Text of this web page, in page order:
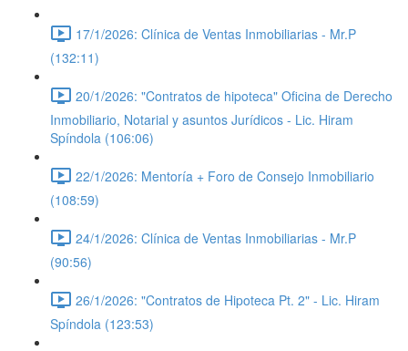
17/1/2026: Clínica de Ventas Inmobiliarias - Mr.P
(132:11)
20/1/2026: "Contratos de hipoteca" Oficina de Derecho
Inmobiliario, Notarial y asuntos Jurídicos - Lic. Hiram
Spíndola (106:06)
22/1/2026: Mentoría + Foro de Consejo Inmobiliario
(108:59)
24/1/2026: Clínica de Ventas Inmobiliarias - Mr.P
(90:56)
26/1/2026: "Contratos de Hipoteca Pt. 2" - Lic. Hiram
Spíndola (123:53)